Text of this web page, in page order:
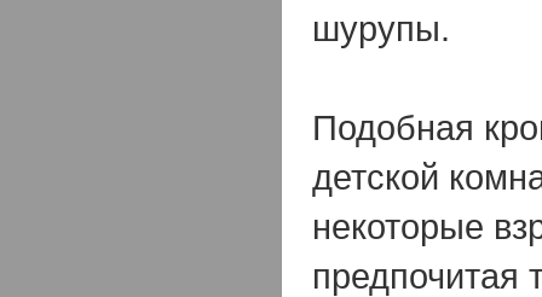
шурупы.
Подобная
детской
некоторые
предпочитая